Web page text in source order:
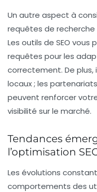
Un autre aspect à
requêtes de recherche
Les outils de SEO
requêtes pour les
correctement. De plus,
locaux ; les
peuvent renforcer
visibilité sur le marché.
Tendances
l’optimisation
Les évolutions
comportements des